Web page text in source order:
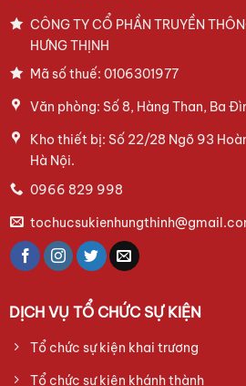
CÔNG TY CỔ PHẦN TRUYỀN
HƯNG THỊNH
Mã số thuế: 0106301977
Văn phòng: Số 8, Hàng Than, Ba
Kho thiết bị: Số 22/28 Ngõ 93
Hà Nội.
0966 829 998
DỊCH VỤ TỔ CHỨC SỰ KIỆN
Tổ chức sự kiện khai trương
Tổ chức sự kiện khánh thành